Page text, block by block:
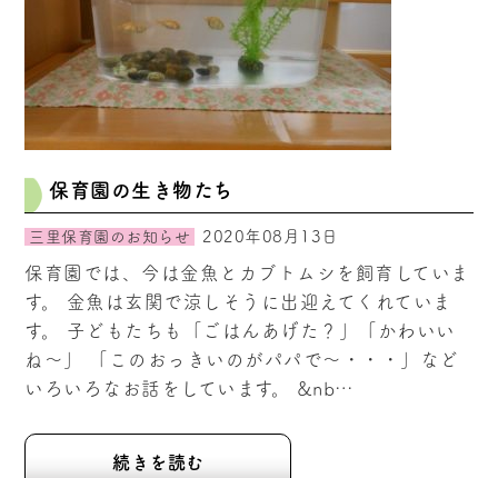
保育園の生き物たち
三里保育園のお知らせ 2020年08月13日
保育園では、今は金魚とカブトムシを飼育していま
す。 金魚は玄関で涼しそうに出迎えてくれていま
す。 子どもたちも「ごはんあげた？」「かわいい
ね～」 「このおっきいのがパパで～・・・」など
いろいろなお話をしています。 &nb…
続きを読む